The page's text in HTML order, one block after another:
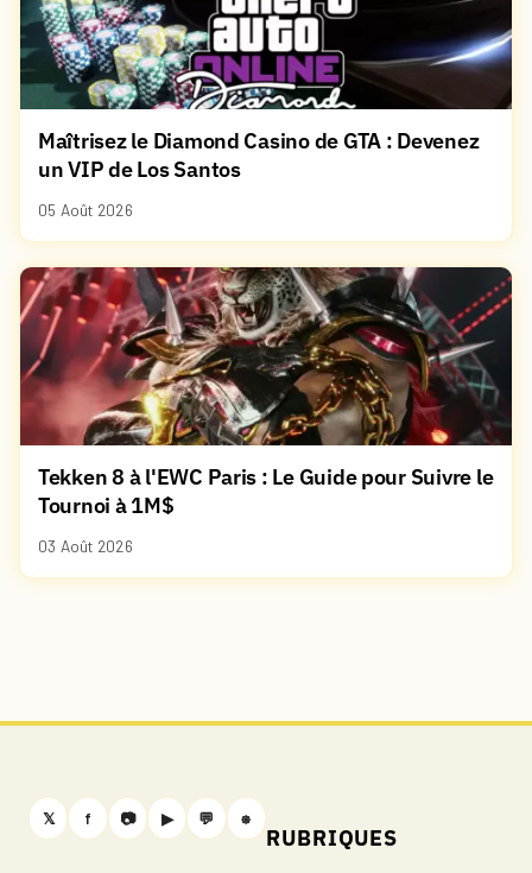
Maîtrisez le Diamond Casino de GTA : Devenez
un VIP de Los Santos
05 Août 2026
Tekken 8 à l'EWC Paris : Le Guide pour Suivre le
Tournoi à 1M$
03 Août 2026
𝕏 f 📷 ▶ 💬 ⎈
RUBRIQUES